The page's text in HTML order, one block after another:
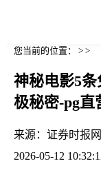
您当前的位置： > >
神秘电影5
极秘密-pg直
来源： 证券时报网
2026-05-12